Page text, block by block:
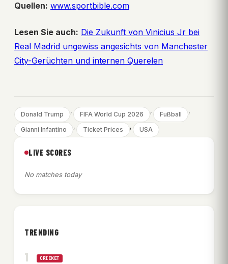
Quellen: www.sportbible.com
Lesen Sie auch: Die Zukunft von Vinicius Jr bei
Real Madrid ungewiss angesichts von Manchester
City-Gerüchten und internen Querelen
Donald Trump , FIFA World Cup 2026 , Fußball ,
Gianni Infantino , Ticket Prices , USA
LIVE SCORES
No matches today
TRENDING
CRICKET